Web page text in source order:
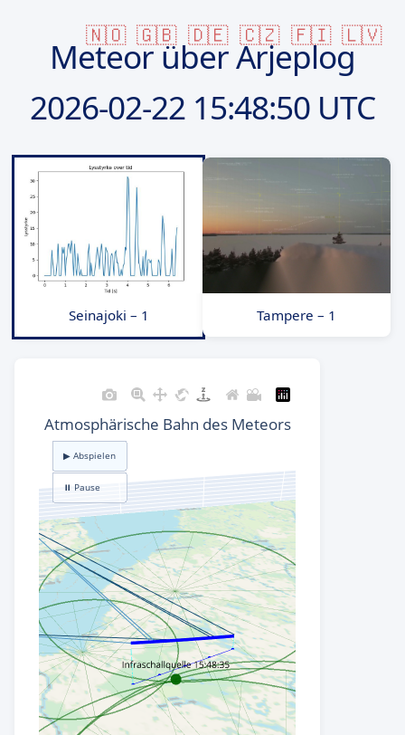
🇳🇴 🇬🇧 🇩🇪 🇨🇿 🇫🇮 🇱🇻
Meteor über Arjeplog
2026-02-22 15:48:50 UTC
Seinajoki – 1 Tampere – 1